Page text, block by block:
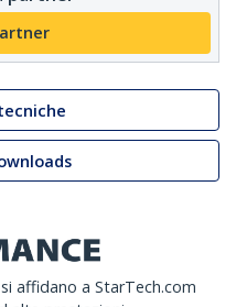
affidano a StarTech.com